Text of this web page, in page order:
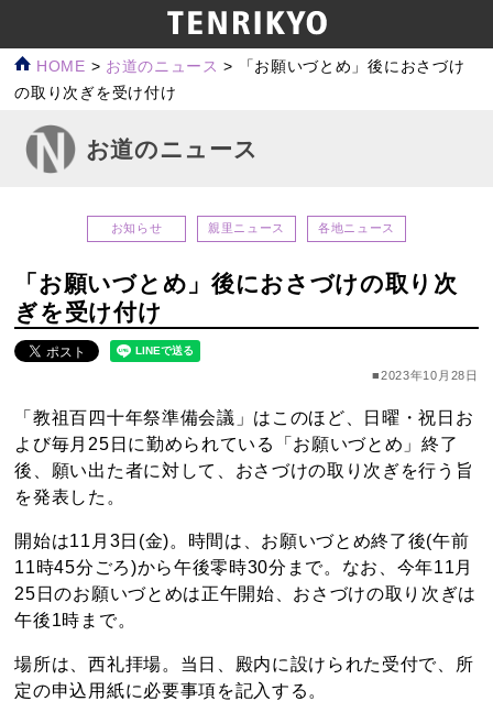
HOME > お道のニュース >
「お願いづとめ」後におさづけ
の取り次ぎを受け付け
お道のニュース
お知らせ 親里ニュース 各地ニュース
「お願いづとめ」後におさづけの取り次
ぎを受け付け
■2023年10月28日
「教祖百四十年祭準備会議」はこのほど、日曜・祝日お
よび毎月25日に勤められている「お願いづとめ」終了
後、願い出た者に対して、おさづけの取り次ぎを行う旨
を発表した。
開始は11月3日(金)。時間は、お願いづとめ終了後(午前
11時45分ごろ)から午後零時30分まで。なお、今年11月
25日のお願いづとめは正午開始、おさづけの取り次ぎは
午後1時まで。
場所は、西礼拝場。当日、殿内に設けられた受付で、所
定の申込用紙に必要事項を記入する。